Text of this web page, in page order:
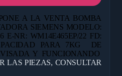
A LA VENTA BOMBA
SIEMENS MODELO:
E-NR: WM14E465EP/22 FD:
PARA 7KG
DE
Y FUNCIONANDO
LAS PIEZAS, CONSULTAR